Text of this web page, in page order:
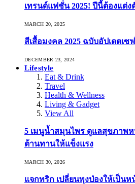
เทรนด์แฟชั่น 2025! ปีนี้ต้องแต่ง
MARCH 20, 2025
สีเสื้อมงคล 2025 ฉบับอัปเดตเซ
DECEMBER 23, 2024
Lifestyle
Eat & Drink
Travel
Health & Wellness
Living & Gadget
View All
5 เมนูน้ำสมุนไพร ดูแลสุขภาพ
ต้านทานให้แข็งแรง
MARCH 30, 2026
แจกทริก เปลี่ยนพุงป่องให้เป็น